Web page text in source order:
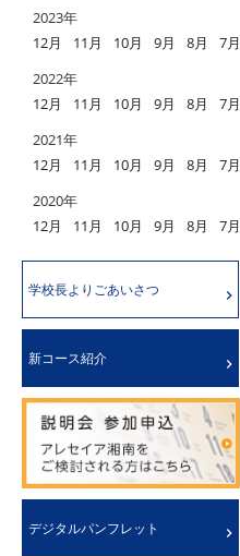
2023年
12月
11月 10月 9月 8月 7月
2022年
12月
11月 10月 9月 8月 7月
2021年
12月
11月 10月 9月 8月 7月
2020年
12月
11月 10月 9月 8月 7月
学校長よりごあいさつ
新コース紹介
デジタルパンフレット